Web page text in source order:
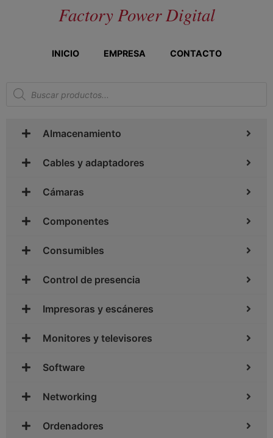
Factory Power Digital
INICIO EMPRESA CONTACTO
Almacenamiento
Cables y adaptadores
Cámaras
Componentes
Consumibles
Control de presencia
Impresoras y escáneres
Monitores y televisores
Software
Networking
Ordenadores